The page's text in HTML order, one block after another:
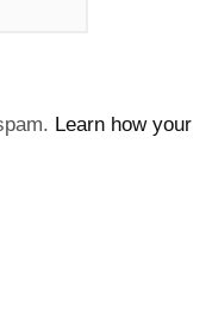
Learn how your